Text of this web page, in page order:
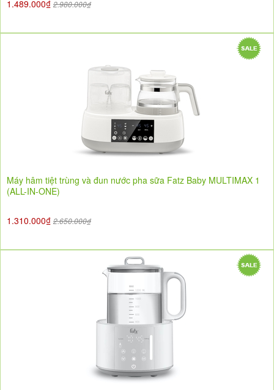
1.489.000₫ 2.980.000₫
Máy hâm tiệt trùng và đun nước pha sữa Fatz Baby MULTIMAX 1
(ALL-IN-ONE)
1.310.000₫ 2.650.000₫